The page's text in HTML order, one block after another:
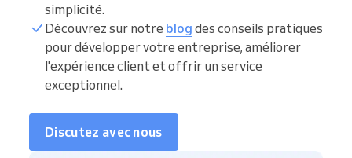
simplicité.
Découvrez sur notre blog des conseils pratiques
pour développer votre entreprise, améliorer
l'expérience client et offrir un service
exceptionnel.
Discutez avec nous